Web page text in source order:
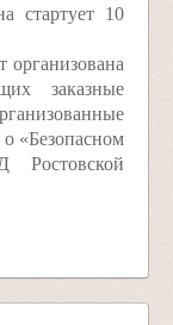
стартует 10
организована
заказные
о «Безопасном